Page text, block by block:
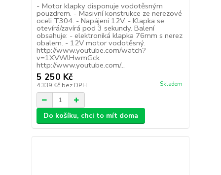
- Motor klapky disponuje vodotěsným
pouzdrem. - Masivní konstrukce ze nerezové
oceli T304. - Napájení 12V. - Klapka se
otevírá/zavírá pod 3 sekundy. Balení
obsahuje: - elektroniká klapka 76mm s nerez
obalem. - 12V motor vodotěsný.
http://www.youtube.com/watch?
v=1XVWlHwmGck
http://www.youtube.com/...
5 250 Kč
4 339 Kč bez DPH Skladem
Do košíku, chci to mít doma